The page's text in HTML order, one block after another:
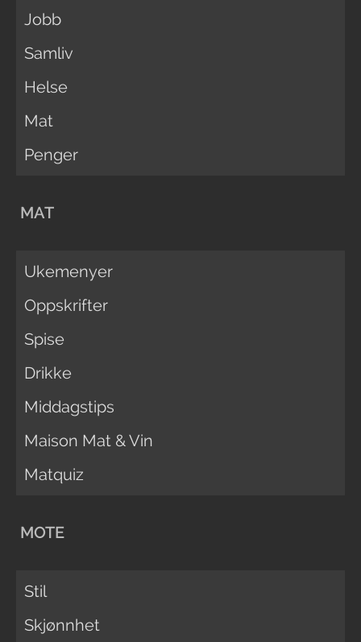
Jobb
Samliv
Helse
Mat
Penger
MAT
Ukemenyer
Oppskrifter
Spise
Drikke
Middagstips
Maison Mat & Vin
Matquiz
MOTE
Stil
Skjønnhet